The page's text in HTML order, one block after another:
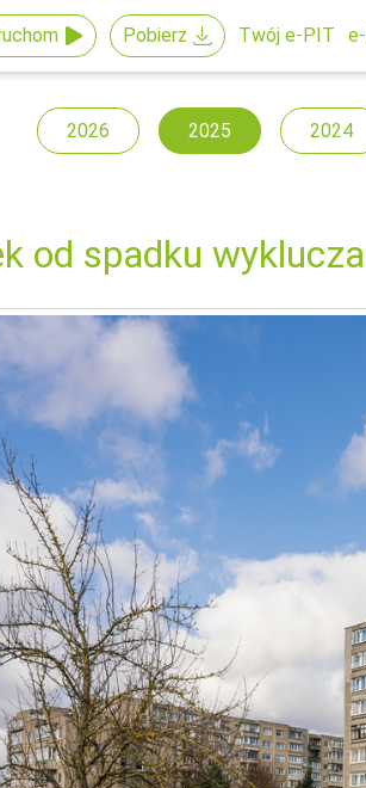
Pobierz Twój e-PIT
2026 2025 2024
od spadku